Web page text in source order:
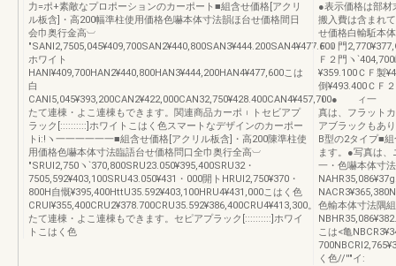
力=ポ+素敵なプロポーションのカーポート■組含せ価格[アクリ
ル板含]・高200幅準柱使用価格色嚇本体寸法韻ほ台せ価格間日
会巾奥行金高︺
″SANl2,7505,045¥409,700SAN2¥440,800SAN3¥444.200SAN4¥477.600
ホワイト
HANl¥409,700HAN2¥440,800HAN3¥444,200HAN4¥477,600こは
白
CANl5,045¥393,200CAN2¥422,000CAN32,750¥428.400CAN4¥457,700●
たて連棟・よこ連棟もできます。関連商品カーポ︲トセビアプ
ラック[::::::::::]ホワイトこはく色スマートなデザインのカーポー
トi:!ヽ一一一一一一■組含せ価格[アクリル板含]・高200陳準柱使
用価格色嚇本体寸法臨語台せ価格問口全巾奥行全高︺
″SRUl2,750ヽ`370,800SRU23.050¥395,400SRU32・
7505,592¥403,100SRU43.050¥431・000開トHRUl2,750¥370・
800H自慨¥395,400HttU35.592¥403,100HRU4¥431,000こはく色
CRUl¥355,400CRU2¥378.700CRU35.592¥386,400CRU4¥413,300。
たて連棟・よこ連棟もできます。セピアプラック[::::::::::]ホワイ
トこはく色
●表示価格は部材
搬入費は含まれ
せ価格白輸駈本
Ｆ︲門
Ｆ２門ヽ
¥359.100ＣＦ製
倒¥493.400ＣＦ
ｉ ィ一 ワ●
真は、フラット
アブラックもあ
B型の2タイプ■
ます。●写真
一・色嚇本体寸
色輸本体寸法隅
こは<亀
く色//′′″イ: